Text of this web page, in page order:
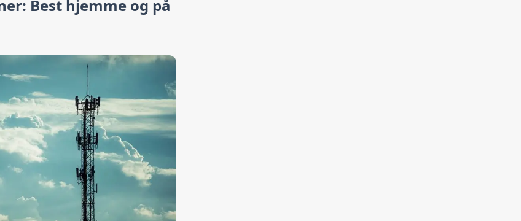
Best hjemme og på